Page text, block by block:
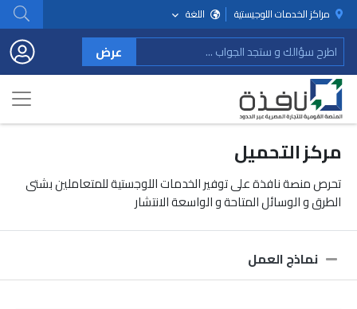
مراكز الخدمات اللوجيستية اللغة
عرض
مركز التحميل
تحرص منصة نافذة على توفير الخدمات اللوجستية للمتعاملين بشتى
الطرق و الوسائل المتاحة و الواسعة الانتشار
نماذج العمل